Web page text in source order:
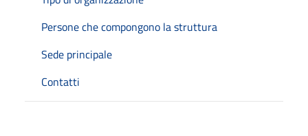
Persone che compongono la struttura
Sede principale
Contatti